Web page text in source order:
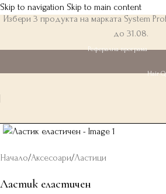
Skip to navigation Skip to main content
Избери 3 продукта на марката System
до 31.08.
Реферална програма
Hair
Начало/Аксесоари/Ластици
Ластик еластичен